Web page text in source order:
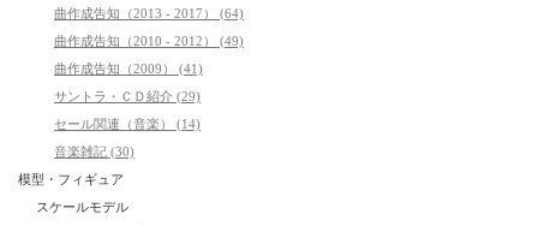
曲作成告知（2013 - 2017） (64)
曲作成告知（2010 - 2012） (49)
曲作成告知（2009） (41)
サントラ・ＣＤ紹介 (29)
セール関連（音楽） (14)
音楽雑記 (30)
模型・フィギュア
スケールモデル